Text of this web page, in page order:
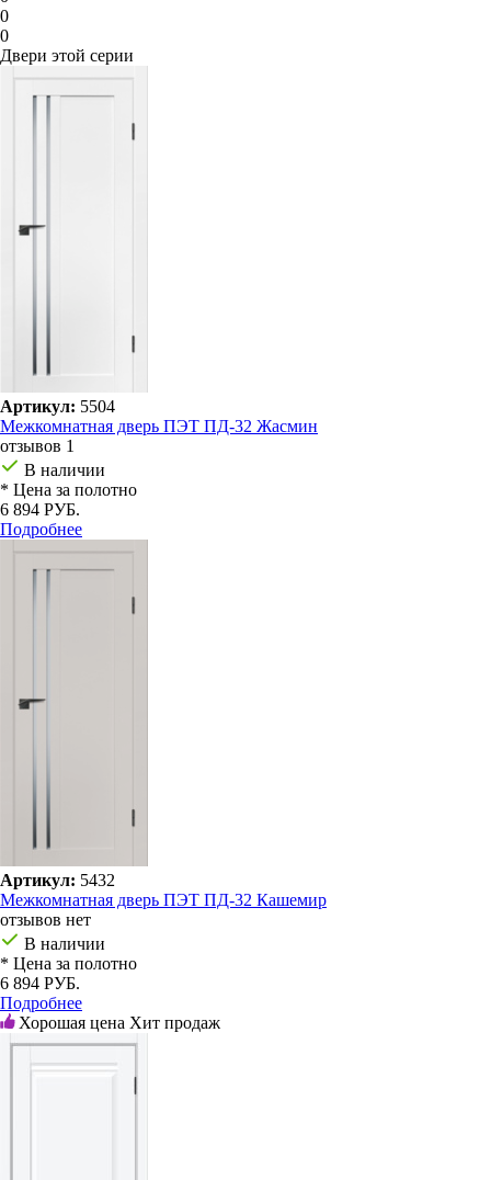
0
0
Двери этой серии
Артикул: 5504
Межкомнатная дверь ПЭТ ПД-32 Жасмин
отзывов 1
В наличии
* Цена за полотно
6 894 РУБ.
Подробнее
Артикул: 5432
Межкомнатная дверь ПЭТ ПД-32 Кашемир
отзывов нет
В наличии
* Цена за полотно
6 894 РУБ.
Подробнее
Хорошая цена Хит продаж